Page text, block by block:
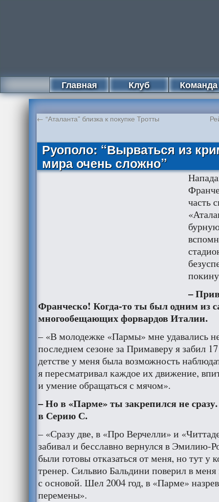
Главная Клуб Команда
← “Аталанта” близка к покупке Тротты
Руополо: “Вырваться из
мира очень сложно”
часть
–
Франческо! Когда-то ты был одним из
многообещающих форвардов Италии.
– «В молодежке «Пармы» мне удавались
последнем сезоне за Примаверу я забил
детстве у меня была возможность
я пересматривал каждое их движение,
и умение обращаться с мячом».
– Но в «Парме» ты закрепился не
в Серию С.
– «Сразу две, в «Про Верчелли» и
забивал и бесславно вернулся в
были готовы отказаться от меня, но тут у
тренер. Сильвио Бальдини поверил в
с основой. Шел 2004 год, в «Парме»
перемены».